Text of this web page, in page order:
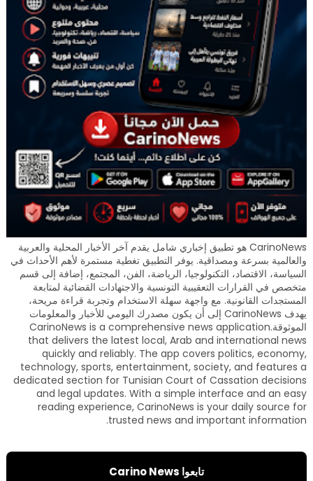
CarinoNews هو تطبيق إخباري شامل يقدم آخر الأخبار المحلية والعربية
والعالمية بسرعة ومصداقية. يوفر التطبيق تغطية مستمرة لأهم الأحداث في
السياسة، الاقتصاد، التكنولوجيا، الرياضة، الفن، المجتمع، إضافة إلى قسم
متخصص في القرارات التعقيبية التونسية والاجتهادات القضائية لمتابعة
المستجدات القانونية. مع واجهة سهلة الاستخدام وتجربة قراءة مريحة،
يهدف CarinoNews إلى أن يكون مصدرك اليومي للأخبار والمعلومات
الموثوقة.CarinoNews is a comprehensive news application
that delivers the latest local, Arab and international news
quickly and reliably. The app covers politics, economy,
technology, sports, entertainment, society, and features a
dedicated section for Tunisian Court of Cassation decisions
and legal updates. With a simple interface and an easy
reading experience, CarinoNews is your daily source for
trusted news and important information.
تابعوا Carino News